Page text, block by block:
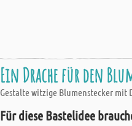
Ein Drache für den
Gestalte witzige Blumenstecker mit
Für diese Bastelidee